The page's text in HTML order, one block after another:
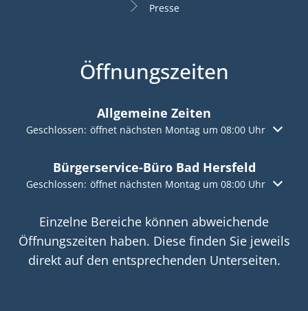
Presse
Öffnungszeiten
Allgemeine Zeiten
Klicken, um weitere Öffnungs- oder Schließzeiten
Geschlossen: öffnet nächsten Montag um 08:00 Uhr
Bürgerservice-Büro Bad Hersfeld
Klicken, um weitere Öffnungs- oder Schließzeiten
Geschlossen: öffnet nächsten Montag um 08:00 Uhr
Einzelne Bereiche können abweichende
Öffnungszeiten haben. Diese finden Sie jeweils
direkt auf den entsprechenden Unterseiten.